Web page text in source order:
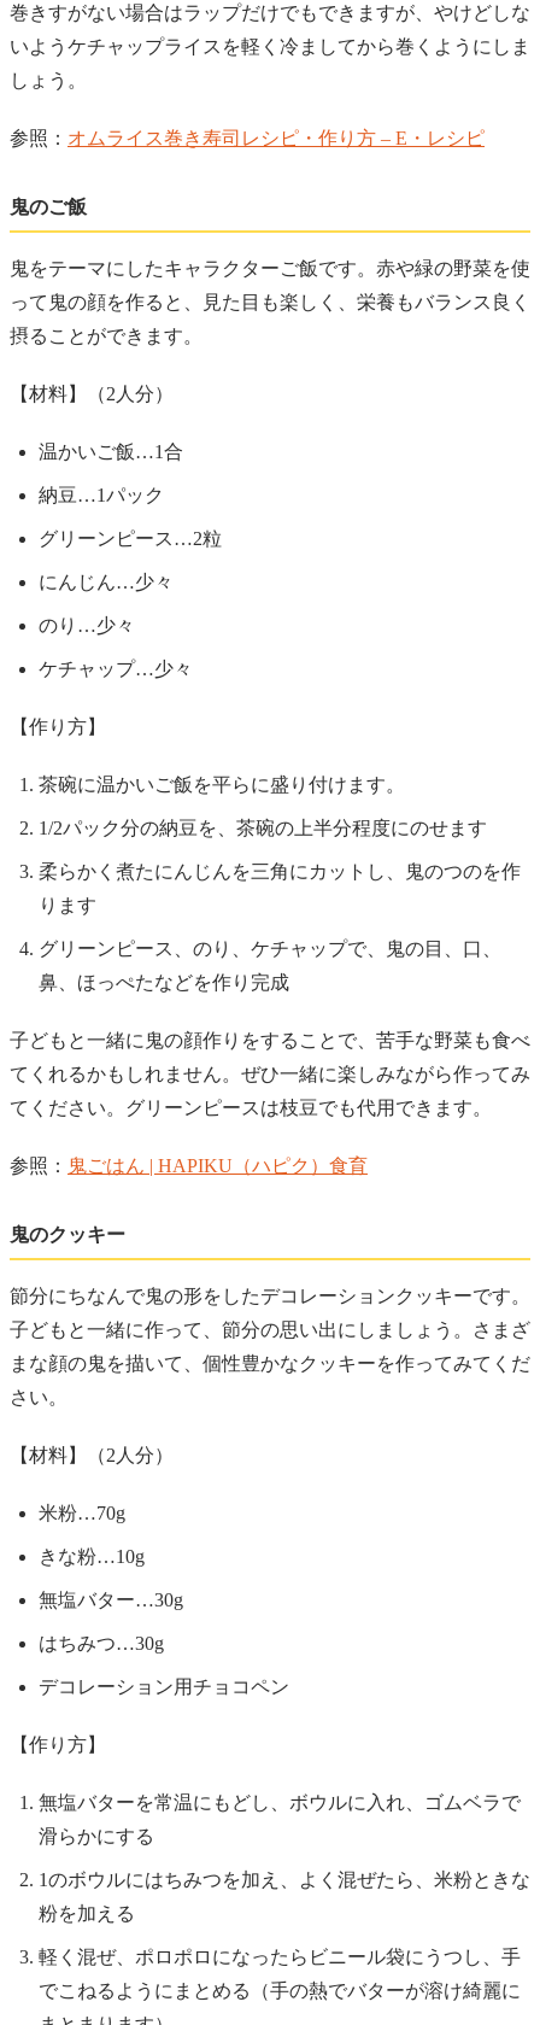
巻きすがない場合はラップだけでもできますが、やけどしな
いようケチャップライスを軽く冷ましてから巻くようにしま
しょう。
参照： オムライス巻き寿司レシピ・作り方 – E・レシピ
鬼のご飯
鬼をテーマにしたキャラクターご飯です。赤や緑の野菜を使
って鬼の顔を作ると、見た目も楽しく、栄養もバランス良く
摂ることができます。
【材料】（2人分）
温かいご飯…1合
納豆…1パック
グリーンピース…2粒
にんじん…少々
のり…少々
ケチャップ…少々
【作り方】
茶碗に温かいご飯を平らに盛り付けます。
1/2パック分の納豆を、茶碗の上半分程度にのせます
柔らかく煮たにんじんを三角にカットし、鬼のつのを作
ります
グリーンピース、のり、ケチャップで、鬼の目、口、
鼻、ほっぺたなどを作り完成
子どもと一緒に鬼の顔作りをすることで、苦手な野菜も食べ
てくれるかもしれません。ぜひ一緒に楽しみながら作ってみ
てください。グリーンピースは枝豆でも代用できます。
参照： 鬼ごはん | HAPIKU（ハピク）食育
鬼のクッキー
節分にちなんで鬼の形をしたデコレーションクッキーです。
子どもと一緒に作って、節分の思い出にしましょう。さまざ
まな顔の鬼を描いて、個性豊かなクッキーを作ってみてくだ
さい。
【材料】（2人分）
米粉…70g
きな粉…10g
無塩バター…30g
はちみつ…30g
デコレーション用チョコペン
【作り方】
無塩バターを常温にもどし、ボウルに入れ、ゴムベラで
滑らかにする
1のボウルにはちみつを加え、よく混ぜたら、米粉ときな
粉を加える
軽く混ぜ、ポロポロになったらビニール袋にうつし、手
でこねるようにまとめる（手の熱でバターが溶け綺麗に